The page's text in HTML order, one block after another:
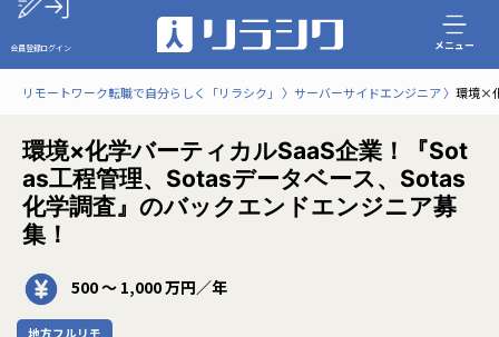
会員登録ログイン メニュー
リモートワーク転職で自分らしく「リラシク」 サーバーサイドエンジニア 環境×
環境×化学バーティカルSaaS企業！『Sot
as工程管理、Sotasデータベース、Sotas
化学調査』のバックエンドエンジニア募
集！
500 〜 1,000 万円／年
地方フルリモ